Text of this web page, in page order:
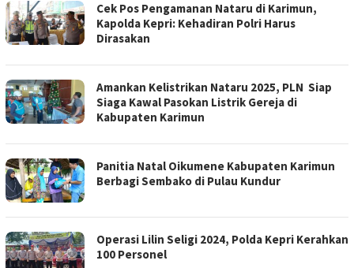
Cek Pos Pengamanan Nataru di Karimun,
Kapolda Kepri: Kehadiran Polri Harus
Dirasakan
Amankan Kelistrikan Nataru 2025, PLN Siap
Siaga Kawal Pasokan Listrik Gereja di
Kabupaten Karimun
Panitia Natal Oikumene Kabupaten Karimun
Berbagi Sembako di Pulau Kundur
Operasi Lilin Seligi 2024, Polda Kepri Kerahkan
100 Personel